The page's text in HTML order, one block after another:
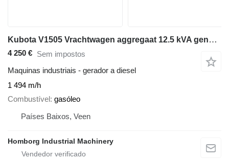
Kubota V1505 Vrachtwagen aggregaat 12.5 kVA generatorset
4 250 € Sem impostos
Maquinas industriais - gerador a diesel
1 494 m/h
Combustível gasóleo
Países Baixos, Veen
Homborg Industrial Machinery